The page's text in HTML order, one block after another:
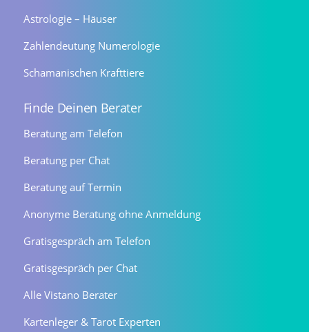
Astrologie – Häuser
Zahlendeutung Numerologie
Schamanischen Krafttiere
Finde Deinen Berater
Beratung am Telefon
Beratung per Chat
Beratung auf Termin
Anonyme Beratung ohne Anmeldung
Gratisgespräch am Telefon
Gratisgespräch per Chat
Alle Vistano Berater
Kartenleger & Tarot Experten